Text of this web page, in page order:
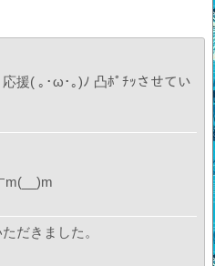
応援( ｡･ω･｡)ﾉ 凸ﾎﾟﾁｯさせてい
m(__)m
だきました。